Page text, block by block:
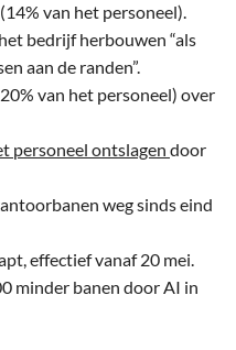
(14% van het personeel).
bedrijf herbouwen “als
aan de randen”.
van het personeel) over
personeel ontslagen door
weg sinds eind
effectief vanaf 20 mei.
minder banen door AI in